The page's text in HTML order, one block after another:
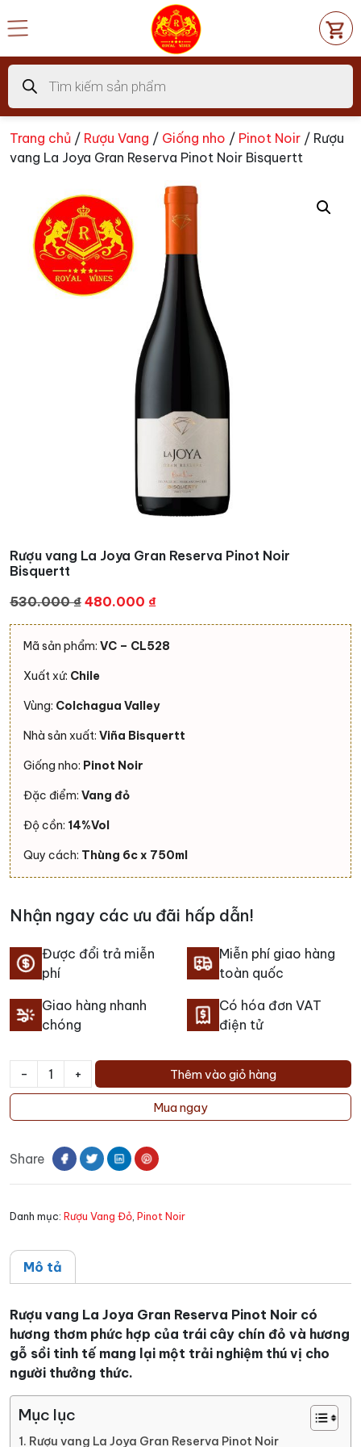
đến
dung
Tìm
kiếm
sản
phẩm
Trang chủ / Rượu Vang / Giống nho / Pinot Noir / Rượu
vang La Joya Gran Reserva Pinot Noir Bisquertt
Rượu vang La Joya Gran Reserva Pinot Noir
Bisquertt
530.000₫ Giá
gốc
là:
480.000 ₫Giá
hiện
tại
Mã sản phẩm: VC – CL528
Xuất xứ: Chile
Vùng: Colchagua Valley
Nhà sản xuất: Viña Bisquertt
Giống nho: Pinot Noir
Đặc điểm: Vang đỏ
Độ cồn: 14%Vol
Quy cách: Thùng 6c x 750ml
Nhận ngay các ưu đãi hấp dẫn!
Được đổi trả miễn
phí
Miễn phí giao hàng
toàn quốc
Giao hàng nhanh
chóng
Có hóa đơn VAT
điện tử
-
Rượu
La
Gran
Noir
+ Thêm vào giỏ hàng
Mua ngay
Share
Danh mục: Rượu Vang Đỏ, Pinot Noir
Mô tả
Rượu vang La Joya Gran Reserva Pinot Noir có
hương thơm phức hợp của trái cây chín đỏ và hương
gỗ sồi tinh tế mang lại một trải nghiệm thú vị cho
người thưởng thức.
Mục lục
Rượu vang La Joya Gran Reserva Pinot Noir